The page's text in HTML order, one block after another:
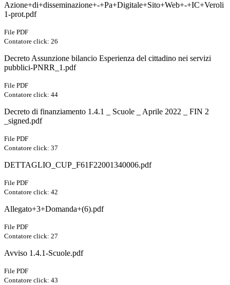
Azione+di+disseminazione+-+Pa+Digitale+Sito+Web+-+IC+Veroli
1-prot.pdf
File PDF
Contatore click: 26
Decreto Assunzione bilancio Esperienza del cittadino nei servizi
pubblici-PNRR_1.pdf
File PDF
Contatore click: 44
Decreto di finanziamento 1.4.1 _ Scuole _ Aprile 2022 _ FIN 2
_signed.pdf
File PDF
Contatore click: 37
DETTAGLIO_CUP_F61F22001340006.pdf
File PDF
Contatore click: 42
Allegato+3+Domanda+(6).pdf
File PDF
Contatore click: 27
Avviso 1.4.1-Scuole.pdf
File PDF
Contatore click: 43